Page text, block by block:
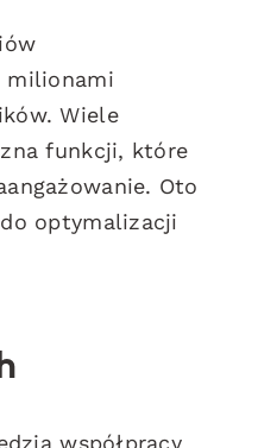
milionami
Wiele
funkcji, które
Oto
do optymalizacji
współpracy